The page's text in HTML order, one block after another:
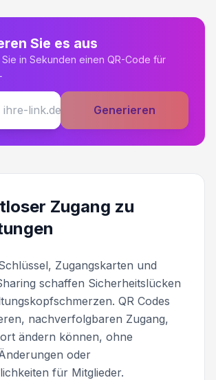
Sie es aus
Sie in Sekunden einen QR-Code für
Generieren
Zugang zu
Zugangskarten und
schaffen Sicherheitslücken
QR Codes
nachverfolgbaren Zugang,
ändern können, ohne
oder
für Mitglieder.